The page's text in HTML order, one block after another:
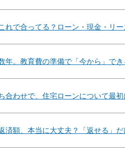
れで合ってる？ローン・現金・リー
年。教育費の準備で「今から」で
合わせで、住宅ローンについて最
済額、本当に大丈夫？「返せる」